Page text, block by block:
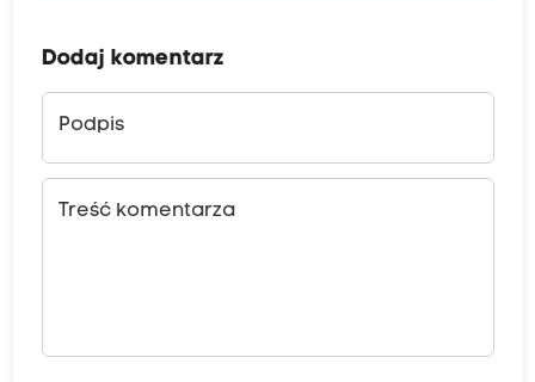
Dodaj komentarz
Podpis
Treść komentarza